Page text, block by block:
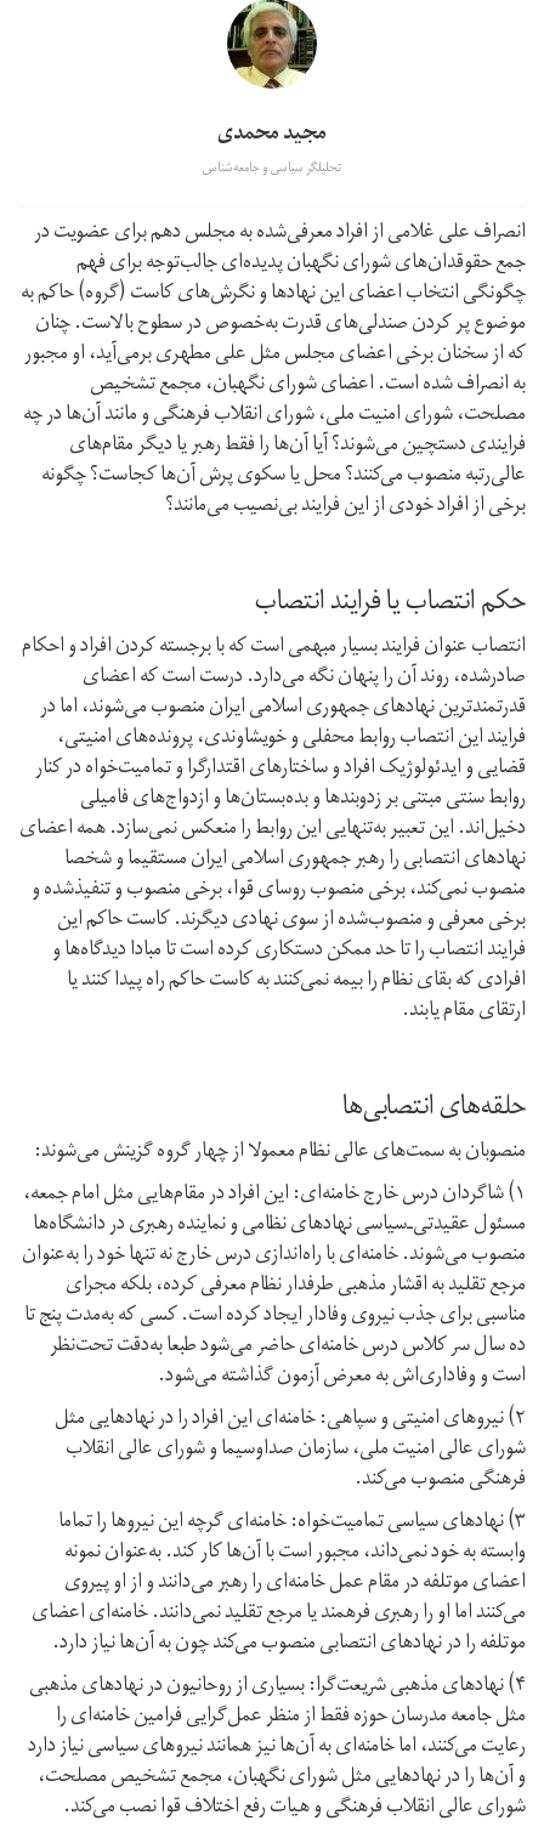
مجید محمدی
تحلیلگر سیاسی و جامعه‌شناس
انصراف علی غلامی از افراد معرفی‌شده به مجلس دهم برای عضویت در
جمع حقوقدان‌های شورای نگهبان پدیده‌ای جالب‌توجه برای فهم
چگونگی انتخاب اعضای این نهادها و نگرش‌های کاست (گروه) حاکم به
موضوع پر کردن صندلی‌های قدرت به‌خصوص در سطوح بالاست. چنان
که از سخنان برخی اعضای مجلس مثل علی مطهری بر‌می‌آید، او مجبور
به انصراف شده است. اعضای شورای نگهبان، مجمع تشخیص
مصلحت، شورای امنیت ملی، شورای انقلاب فرهنگی و مانند آن‌ها در چه
فرایندی دستچین می‌شوند؟ آیا آن‌ها را فقط رهبر یا دیگر مقام‌های
عالی‌رتبه منصوب می‌کنند؟ محل یا سکوی پرش آن‌ها کجاست؟ چگونه
برخی از افراد خودی از این فرایند بی‌نصیب می‌مانند؟
حکم انتصاب یا فرایند انتصاب
انتصاب عنوان فرایند بسیار مبهمی است که با برجسته کردن افراد و احکام
صادر‌شده، روند آن را پنهان نگه می‌دارد. درست است که اعضای
قدرتمندترین نهادهای جمهوری اسلامی ایران منصوب می‌شوند، اما در
فرایند این انتصاب روابط محفلی و خویشاوندی، پرونده‌های امنیتی،
قضایی و ایدئولوژیک افراد و ساختارهای اقتدارگرا و تمامیت‌خواه در کنار
روابط سنتی مبتنی بر زد‌و‌بندها و بده‌بستان‌ها و ازدواج‌های فامیلی
دخیل‌اند. این تعبیر به‌تنهایی این روابط را منعکس نمی‌سازد. همه‌ اعضای
نهادهای انتصابی را رهبر جمهوری اسلامی ایران مستقیما و شخصا
منصوب نمی‌‌کند، برخی منصوب روسای قوا، برخی منصوب و تنفیذ‌شده و
برخی معرفی و منصوب‌شده از سوی نهادی دیگرند. کاست حاکم این
فرایند انتصاب را تا حد ممکن دستکاری کرده است تا مبادا دیدگاه‌ها و
افرادی که بقای نظام را بیمه نمی‌کنند به کاست حاکم راه پیدا کنند یا
ارتقای مقام یابند.
حلقه‌های انتصابی‌ها
منصوبان به سمت‌های عالی نظام معمولا از چهار گروه گزینش می‌شوند:
۱) شاگردان درس خارج خامنه‌ای: این افراد در مقام‌هایی مثل امام جمعه،
مسئول عقیدتی‌ـ‌سیاسی نهادهای نظامی و نماینده رهبری در دانشگاه‌ها
منصوب می‌شوند. خامنه‌ای با راه‌اندازی درس خارج نه تنها خود را به‌عنوان
مرجع تقلید به اقشار مذهبی طرفدار نظام معرفی کرده، بلکه مجرای
مناسبی برای جذب نیروی وفادار ایجاد کرده است. کسی که به‌مدت پنج تا
ده سال سر کلاس درس خامنه‌ای حاضر می‌شود طبعا به‌دقت تحت‌نظر
است و وفاداری‌اش به معرض آزمون گذاشته می‌شود.
۲) نیروهای امنیتی و سپاهی: خامنه‌ای این افراد را در نهادهایی مثل
شورای عالی امنیت ملی، سازمان صدا‌و‌سیما و شورای عالی انقلاب
فرهنگی منصوب می‌کند.
۳) نهادهای سیاسی تمامیت‌خواه: خامنه‌ای گرچه این نیروها را تماما
وابسته به خود نمی‌داند، مجبور است با آن‌ها کار کند. به‌عنوان نمونه
اعضای موتلفه در مقام عمل خامنه‌ای را رهبر می‌دانند و از او پیروی
می‌کنند اما او را رهبری فرهمند یا مرجع تقلید نمی‌دانند. خامنه‌ای اعضای
موتلفه را در نهادهای انتصابی منصوب می‌کند چون به آن‌ها نیاز دارد.
۴) نهادهای مذهبی شریعت‌گرا: بسیاری از روحانیون در نهادهای مذهبی
مثل جامعه مدرسان حوزه فقط از منظر عمل‌گرایی فرامین خامنه‌ای را
رعایت می‌کنند، اما خامنه‌ای به آن‌ها نیز همانند نیروهای سیاسی نیاز دارد
و آن‌ها را در نهادهایی مثل شورای نگهبان، مجمع تشخیص مصلحت،
شورای عالی انقلاب فرهنگی و هیات رفع اختلاف قوا نصب می‌کند.